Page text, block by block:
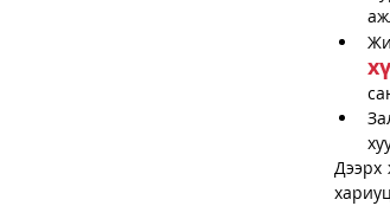
Дээрх